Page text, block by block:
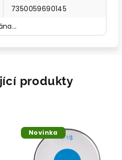
7350059690145
produkty
Novinka